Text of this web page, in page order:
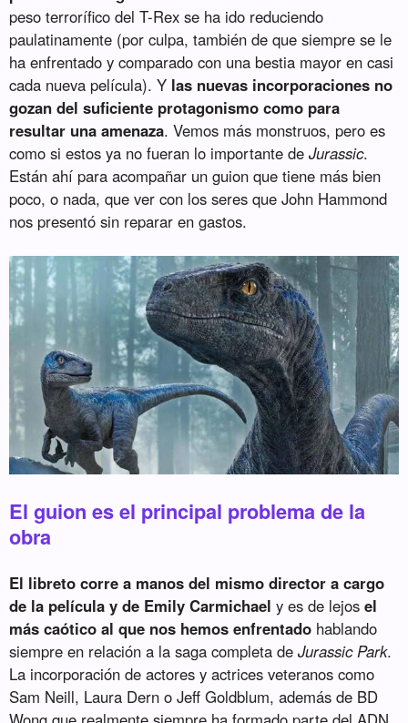
peso terrorífico del T-Rex se ha ido reduciendo
paulatinamente (por culpa, también de que siempre se le
ha enfrentado y comparado con una bestia mayor en casi
cada nueva película). Y las nuevas incorporaciones no
gozan del suficiente protagonismo como para
resultar una amenaza. Vemos más monstruos, pero es
como si estos ya no fueran lo importante deJurassic.
Están ahí para acompañar un guion que tiene más bien
poco, o nada, que ver con los seres que John Hammond
nos presentó sin reparar en gastos.
El guion es el principal problema de la
obra
El libreto corre a manos del mismo director a cargo
de la película y de Emily Carmichael y es de lejosel
más caótico al que nos hemos enfrentado hablando
siempre en relación a la saga completa deJurassic Park.
La incorporación de actores y actrices veteranos como
Sam Neill, Laura Dern o Jeff Goldblum, además de BD